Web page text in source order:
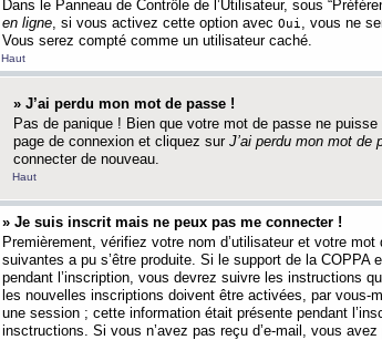
Dans le Panneau de Contrôle de l’Utilisateur, sous
en ligne, si vous activez cette option avec Oui , vous ne
Vous serez compté comme un utilisateur caché.
Haut
» J’ai perdu mon mot de passe !
Pas de panique ! Bien que votre mot de passe ne
page de connexion et cliquez sur J’ai perdu mon mot de
connecter de nouveau.
Haut
» Je suis inscrit mais ne peux pas me connecter !
Premièrement, vérifiez votre nom d’utilisateur et votre
suivantes a pu s’être produite. Si le support de la
pendant l’inscription, vous devrez suivre les instructions
les nouvelles inscriptions doivent être activées, par vous-
une session ; cette information était présente pendant
insctructions. Si vous n’avez pas reçu d’e-mail, vous